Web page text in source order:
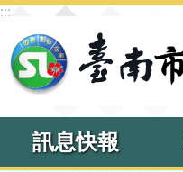
跳到主要內容區塊
:::
訊息快報